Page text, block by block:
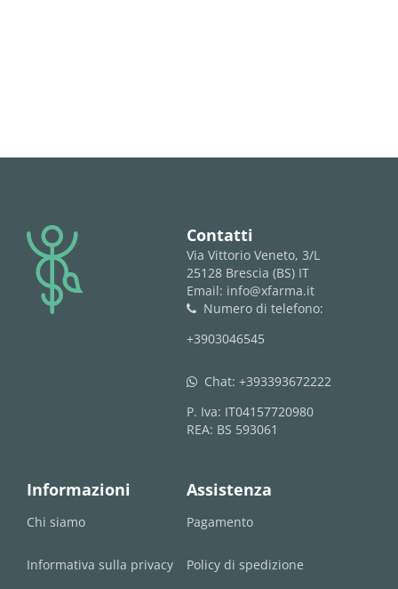
logo Contatti
Via Vittorio Veneto, 3/L
25128 Brescia (BS) IT
Email: info@xfarma.it
phone
Numero di telefono:
+3903046545
whatsapp Chat: +393393672222
P. Iva: IT04157720980
REA: BS 593061
Informazioni
Chi siamo
Informativa sulla privacy
Assistenza
Pagamento
Policy di spedizione